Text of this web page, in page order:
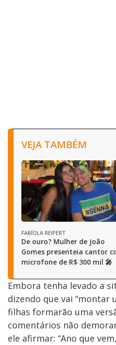
VEJA TAMBÉM
FABÍOLA REIPERT
De ouro? Mulher de João
Gomes presenteia cantor
microfone de R$ 300 mil 🎤
Embora tenha levado a
dizendo que vai “montar
filhas formarão uma
comentários não
ele afirmar: “Ano que